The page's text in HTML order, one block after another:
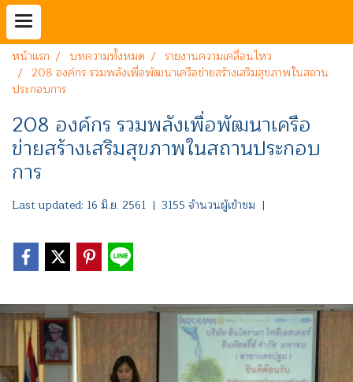
หน้าแรก บทความทั้งหมด
รายงานความเคลื่อนไหว
208 องค์กร รวมพลังเพื่อพัฒนาเครือข่ายสร้างเสริมสุขภาพในสถาน
ประกอบการ
208 องค์กร รวมพลังเพื่อพัฒนาเครือ
ข่ายสร้างเสริมสุขภาพในสถานประกอบ
การ
Last updated: 16 มิ.ย. 2561 | 3155 จำนวนผู้เข้าชม |